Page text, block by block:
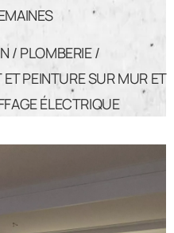
/ PLOMBERIE /
PEINTURE SUR MUR ET
ÉLECTRIQUE